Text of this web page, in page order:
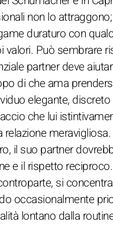
non lo
duraturo con
valori. Può sembrare
partner deve
di che ama
elegante,
che lui
il suo partner
e il rispetto
si
occasionalmente
lontano dalla